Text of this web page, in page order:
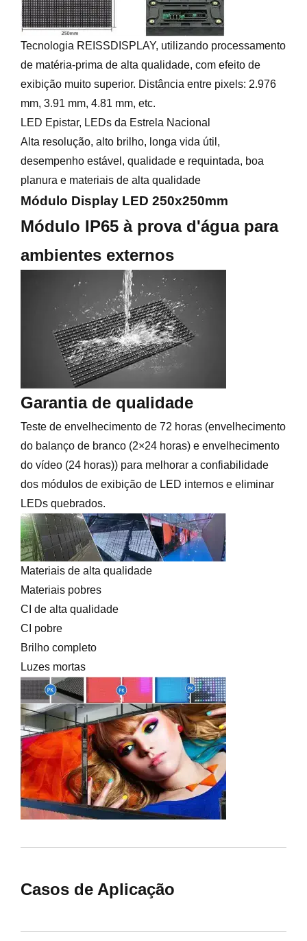
Tecnologia REISSDISPLAY, utilizando processamento
de matéria-prima de alta qualidade, com efeito de
exibição muito superior. Distância entre pixels: 2.976
mm, 3.91 mm, 4.81 mm, etc.
LED Epistar, LEDs da Estrela Nacional
Alta resolução, alto brilho, longa vida útil,
desempenho estável, qualidade e requintada, boa
planura e materiais de alta qualidade
Módulo Display LED 250x250mm
Módulo IP65 à prova d'água para
ambientes externos
Garantia de qualidade
Teste de envelhecimento de 72 horas (envelhecimento
do balanço de branco (2×24 horas) e envelhecimento
do vídeo (24 horas)) para melhorar a confiabilidade
dos módulos de exibição de LED internos e eliminar
LEDs quebrados.
Materiais de alta qualidade
Materiais pobres
CI de alta qualidade
CI pobre
Brilho completo
Luzes mortas
Casos de Aplicação